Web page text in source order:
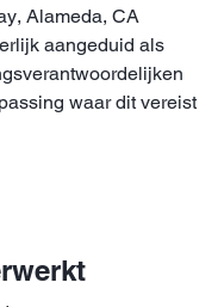
Alameda, CA
aangeduid als
waar dit vereist